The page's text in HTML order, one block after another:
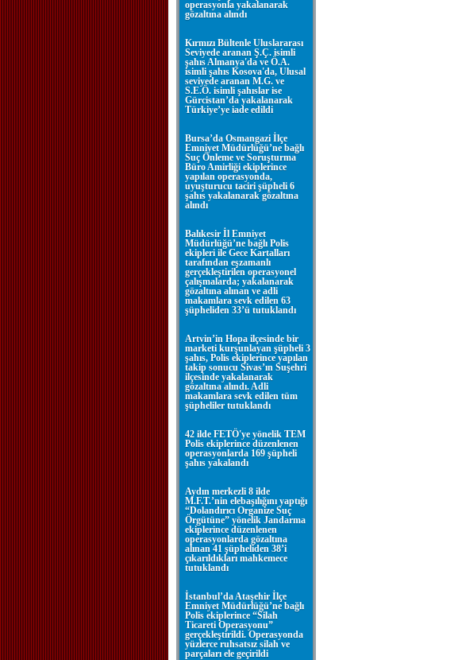
operasyonla yakalanarak
gözaltına alındı
Kırmızı Bültenle Uluslararası
Seviyede aranan Ş.Ç. isimli
şahıs Almanya'da ve Ö.A.
isimli şahıs Kosova'da, Ulusal
seviyede aranan M.G. ve
S.E.Ö. isimli şahıslar ise
Gürcistan’da yakalanarak
Türkiye’ye iade edildi
Bursa’da Osmangazi İlçe
Emniyet Müdürlüğü’ne bağlı
Suç Önleme ve Soruşturma
Büro Amirliği ekiplerince
yapılan operasyonda,
uyuşturucu taciri şüpheli 6
şahıs yakalanarak gözaltına
alındı
Balıkesir İl Emniyet
Müdürlüğü’ne bağlı Polis
ekipleri ile Gece Kartalları
tarafından eşzamanlı
gerçekleştirilen operasyonel
çalışmalarda; yakalanarak
gözaltına alınan ve adli
makamlara sevk edilen 63
şüpheliden 33’ü tutuklandı
Artvin’in Hopa ilçesinde bir
marketi kurşunlayan şüpheli 3
şahıs, Polis ekiplerince yapılan
takip sonucu Sivas’ın Suşehri
ilçesinde yakalanarak
gözaltına alındı. Adli
makamlara sevk edilen tüm
şüpheliler tutuklandı
42 ilde FETÖ'ye yönelik TEM
Polis ekiplerince düzenlenen
operasyonlarda 169 şüpheli
şahıs yakalandı
Aydın merkezli 8 ilde
M.F.T.’nin elebaşılığını yaptığı
“Dolandırıcı Organize Suç
Örgütüne” yönelik Jandarma
ekiplerince düzenlenen
operasyonlarda gözaltına
alınan 41 şüpheliden 38’i
çıkarıldıkları mahkemece
tutuklandı
İstanbul’da Ataşehir İlçe
Emniyet Müdürlüğü’ne bağlı
Polis ekiplerince “Silah
Ticareti Operasyonu”
gerçekleştirildi. Operasyonda
yüzlerce ruhsatsız silah ve
parçaları ele geçirildi